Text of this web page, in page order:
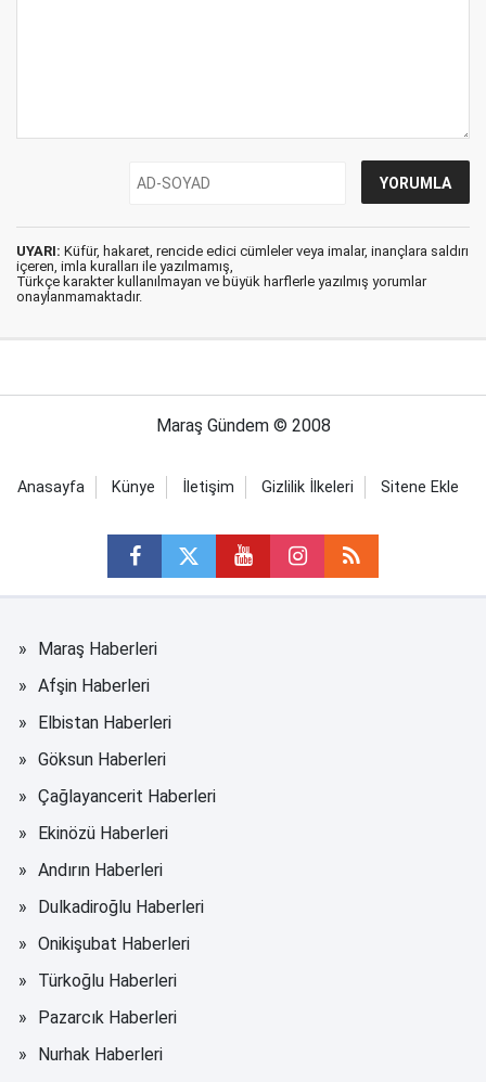
UYARI: Küfür, hakaret, rencide edici cümleler veya imalar, inançlara saldırı
içeren, imla kuralları ile yazılmamış,
Türkçe karakter kullanılmayan ve büyük harflerle yazılmış yorumlar
onaylanmamaktadır.
Maraş Gündem © 2008
Anasayfa Künye İletişim Gizlilik İlkeleri Sitene Ekle
Maraş Haberleri
Afşin Haberleri
Elbistan Haberleri
Göksun Haberleri
Çağlayancerit Haberleri
Ekinözü Haberleri
Andırın Haberleri
Dulkadiroğlu Haberleri
Onikişubat Haberleri
Türkoğlu Haberleri
Pazarcık Haberleri
Nurhak Haberleri